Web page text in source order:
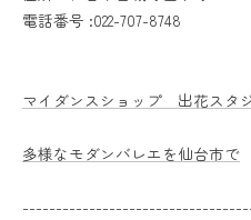
電話番号 :022-707-8748
マイダンスショップ 出花スタ
多様なモダンバレエを仙台市で